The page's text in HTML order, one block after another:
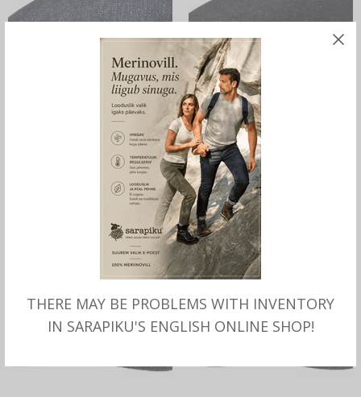
THERE MAY BE PROBLEMS WITH INVENTORY
IN SARAPIKU'S ENGLISH ONLINE SHOP!
MITMEID VALIKUID
Villa-linasegu SONI Taleco
“driver cup”, Stetson
MITMEID VALIKUID
Villasegune SONI Belfast
kašmiiriga, Stetson
89.00